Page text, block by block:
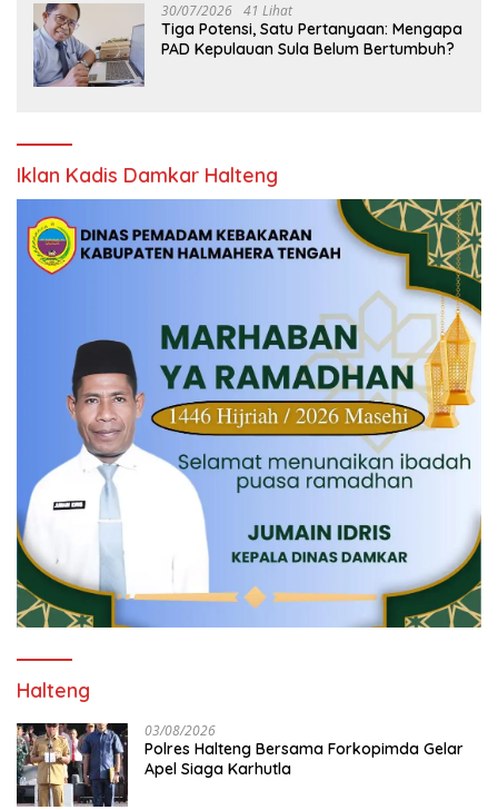
30/07/2026 41 Lihat
Tiga Potensi, Satu Pertanyaan: Mengapa
PAD Kepulauan Sula Belum Bertumbuh?
Iklan Kadis Damkar Halteng
Halteng
03/08/2026
Polres Halteng Bersama Forkopimda Gelar
Apel Siaga Karhutla